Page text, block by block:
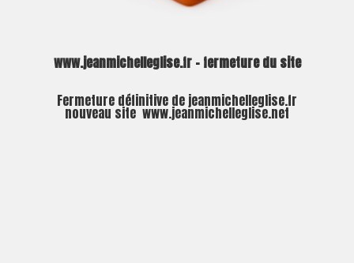
www.jeanmichelleglise.fr – fermeture du site
Fermeture définitive de jeanmichelleglise.fr
nouveau site www.jeanmichelleglise.net